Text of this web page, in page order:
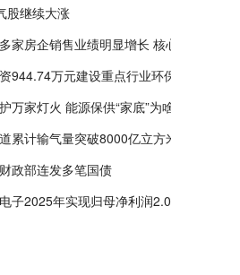
股继续大涨
家房企销售业绩明显增长 核心城市或迎"
944.74万元建设重点行业环保绩效等级
万家灯火 能源保供“家底”为啥足
累计输气量突破8000亿立方米|每日关注
政部连发多笔国债
子2025年实现归母净利润2.08亿元 同比